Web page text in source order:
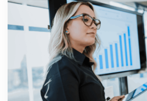
ARRAIGO
CONTACTO
CAMPUS VIRTUAL